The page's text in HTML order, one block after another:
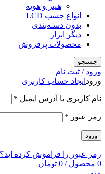
هیتر و هویه
انواع چسب LCD
بدون دسته‌بندی
دیگر ابزار
محصولات پرفروش
جستجو
ورود / ثبت نام
ورود ایجاد حساب کاربری
نام کاربری یا آدرس ایمیل *
رمز عبور *
ورود
رمز عبور را فراموش کرده اید؟
0 محصول /
0 تومان